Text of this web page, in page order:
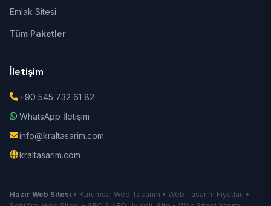
Emlak Sitesi
Tüm Paketler
İletişim
+90 545 732 61 82
WhatsApp İletişim
info@kraltasarim.com
kraltasarim.com
Hazır Web Sitesi • Kurumsal Web Tasarım • Web Tasarım Fiyatları •